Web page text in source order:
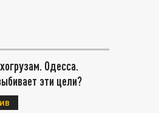
Одесса.
эти цели?